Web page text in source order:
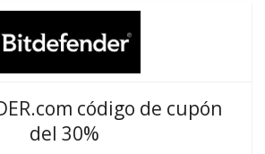
código de cupón
del 30%